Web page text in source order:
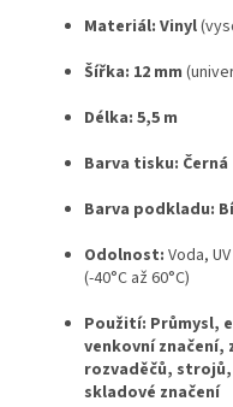
Materiál: Vinyl
Šířka: 12 mm
Délka: 5,5 m
Barva tisku: Černá
Barva podkladu:
Odolnost: Voda,
(-40°C až 60°C)
Použití: Průmysl,
venkovní
rozvaděčů,
skladové značení